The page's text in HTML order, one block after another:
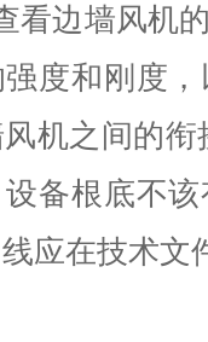
边墙风机的
度和刚度
机之间的
设备根底不
应在技术文